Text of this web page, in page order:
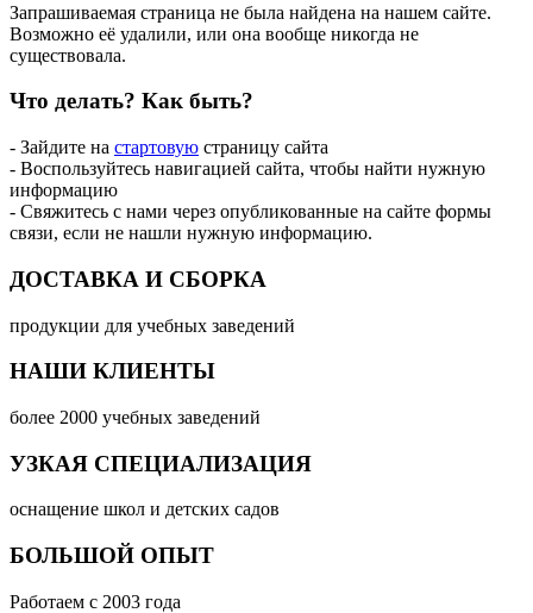
Запрашиваемая страница не была найдена на нашем сайте.
Возможно её удалили, или она вообще никогда не
существовала.
Что делать? Как быть?
- Зайдите на стартовую страницу сайта
- Воспользуйтесь навигацией сайта, чтобы найти нужную
информацию
- Свяжитесь с нами через опубликованные на сайте формы
связи, если не нашли нужную информацию.
ДОСТАВКА И СБОРКА
продукции для учебных заведений
НАШИ КЛИЕНТЫ
более 2000 учебных заведений
УЗКАЯ СПЕЦИАЛИЗАЦИЯ
оснащение школ и детских садов
БОЛЬШОЙ ОПЫТ
Работаем с 2003 года